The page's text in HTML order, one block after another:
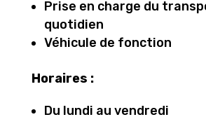
Prise en charge du
quotidien
Véhicule de fonction
Horaires :
Du lundi au vendredi